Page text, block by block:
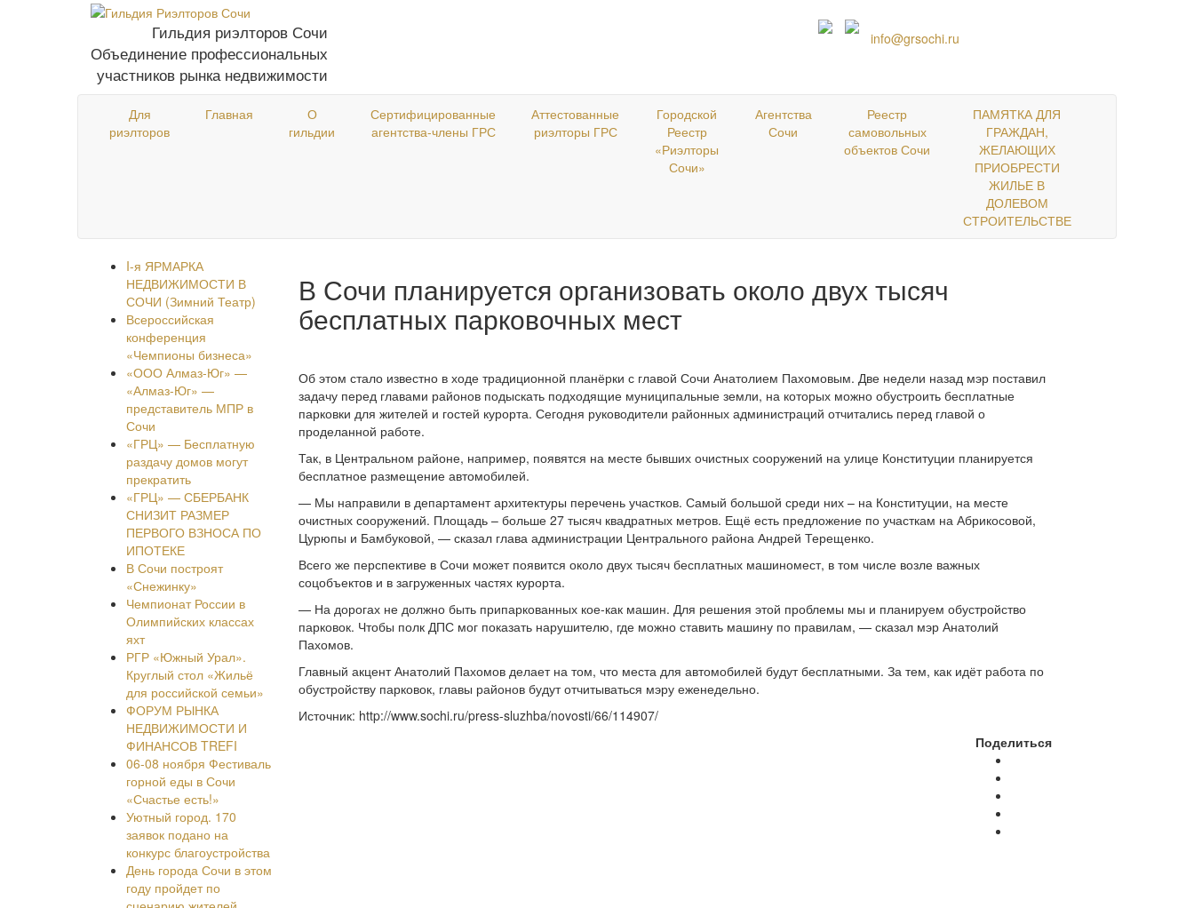
Гильдия риэлторов Сочи
Объединение профессиональных
участников рынка недвижимости
info@grsochi.ru
Для
риэлторов
Главная
О
гильдии
Сертифицированные
агентства-члены ГРС
Аттестованные
риэлторы ГРС
Городской
Реестр
«Риэлторы
Сочи»
Агентства
Сочи
Реестр
самовольных
объектов Сочи
ПАМЯТКА ДЛЯ
ГРАЖДАН,
ЖЕЛАЮЩИХ
ПРИОБРЕСТИ
ЖИЛЬЕ В
ДОЛЕВОМ
СТРОИТЕЛЬСТВЕ
I-я ЯРМАРКА
НЕДВИЖИМОСТИ В
СОЧИ (Зимний Театр)
Всероссийская
конференция
«Чемпионы бизнеса»
«ООО Алмаз-Юг» —
«Алмаз-Юг» —
представитель МПР в
Сочи
«ГРЦ» — Бесплатную
раздачу домов могут
прекратить
«ГРЦ» — СБЕРБАНК
СНИЗИТ РАЗМЕР
ПЕРВОГО ВЗНОСА ПО
ИПОТЕКЕ
В Сочи построят
«Снежинку»
Чемпионат России в
Олимпийских классах
яхт
РГР «Южный Урал».
Круглый стол «Жильё
для российской семьи»
ФОРУМ РЫНКА
НЕДВИЖИМОСТИ И
ФИНАНСОВ TREFI
06-08 ноября Фестиваль
горной еды в Сочи
«Счастье есть!»
Уютный город. 170
заявок подано на
конкурс благоустройства
День города Сочи в этом
году пройдет по
В Сочи планируется организовать около двух тысяч
бесплатных парковочных мест
Об этом стало известно в ходе традиционной планёрки с главой Сочи Анатолием Пахомовым. Две недели назад мэр поставил
задачу перед главами районов подыскать подходящие муниципальные земли, на которых можно обустроить бесплатные
парковки для жителей и гостей курорта. Сегодня руководители районных администраций отчитались перед главой о
проделанной работе.
Так, в Центральном районе, например, появятся на месте бывших очистных сооружений на улице Конституции планируется
бесплатное размещение автомобилей.
— Мы направили в департамент архитектуры перечень участков. Самый большой среди них – на Конституции, на месте
очистных сооружений. Площадь – больше 27 тысяч квадратных метров. Ещё есть предложение по участкам на Абрикосовой,
Цурюпы и Бамбуковой, — сказал глава администрации Центрального района Андрей Терещенко.
Всего же перспективе в Сочи может появится около двух тысяч бесплатных машиномест, в том числе возле важных
соцобъектов и в загруженных частях курорта.
— На дорогах не должно быть припаркованных кое-как машин. Для решения этой проблемы мы и планируем обустройство
парковок. Чтобы полк ДПС мог показать нарушителю, где можно ставить машину по правилам, — сказал мэр Анатолий
Пахомов.
Главный акцент Анатолий Пахомов делает на том, что места для автомобилей будут бесплатными. За тем, как идёт работа по
обустройству парковок, главы районов будут отчитываться мэру еженедельно.
Источник: http://www.sochi.ru/press-sluzhba/novosti/66/114907/
Поделиться